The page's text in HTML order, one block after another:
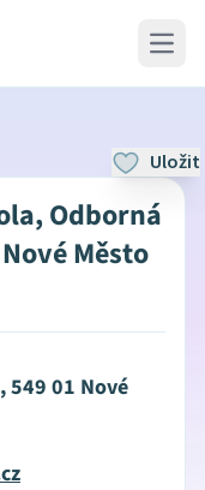
Open
Uložit
Odborná
Město
549 01 Nové